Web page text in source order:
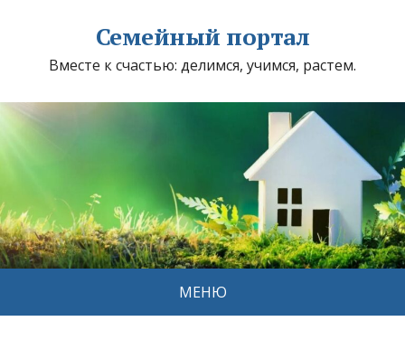
Семейный портал
Вместе к счастью: делимся, учимся, растем.
МЕНЮ